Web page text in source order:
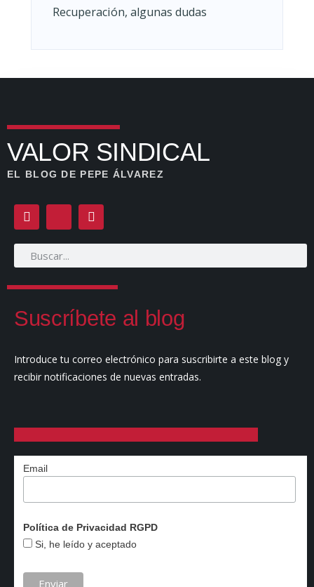
Recuperación, algunas dudas
VALOR SINDICAL
EL BLOG DE PEPE ÁLVAREZ
Suscríbete al blog
Introduce tu correo electrónico para suscribirte a este blog y
recibir notificaciones de nuevas entradas.
Email
Política de Privacidad RGPD
Si, he leído y aceptado